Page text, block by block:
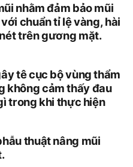
nhằm đảm bảo mũi
chuẩn tỉ lệ vàng, hài
trên gương mặt.
tê cục bộ vùng thẩm
không cảm thấy đau
trong khi thực hiện
thuật nâng mũi